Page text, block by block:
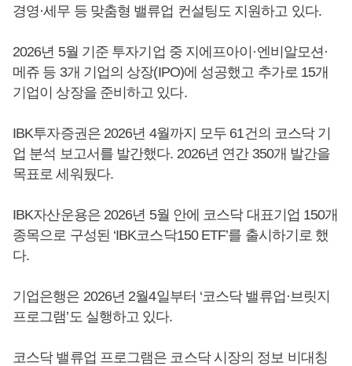
경영·세무 등 맞춤형 밸류업 컨설팅도 지원하고 있다.
2026년 5월 기준 투자기업 중 지에프아이·엔비알모션·
메쥬 등 3개 기업의 상장(IPO)에 성공했고 추가로 15개
기업이 상장을 준비하고 있다.
IBK투자증권은 2026년 4월까지 모두 61건의 코스닥 기
업 분석 보고서를 발간했다. 2026년 연간 350개 발간을
목표로 세워뒀다.
IBK자산운용은 2026년 5월 안에 코스닥 대표기업 150개
종목으로 구성된 ‘IBK코스닥150 ETF’를 출시하기로 했
다.
기업은행은 2026년 2월4일부터 ‘코스닥 밸류업·브릿지
프로그램’도 실행하고 있다.
코스닥 밸류업 프로그램은 코스닥 시장의 정보 비대칭